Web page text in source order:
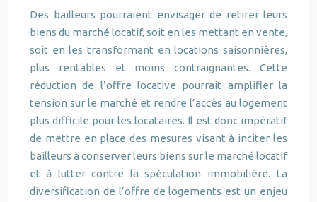
Des bailleurs pourraient envisager de retirer leurs
biens du marché locatif, soit en les mettant en vente,
soit en les transformant en locations saisonnières,
plus rentables et moins contraignantes. Cette
réduction de l’offre locative pourrait amplifier la
tension sur le marché et rendre l’accès au logement
plus difficile pour les locataires. Il est donc impératif
de mettre en place des mesures visant à inciter les
bailleurs à conserver leurs biens sur le marché locatif
et à lutter contre la spéculation immobilière. La
diversification de l’offre de logements est un enjeu